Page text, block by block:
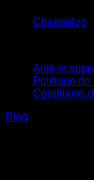
Changelog
Aide et
Politique
Conditions
Blog